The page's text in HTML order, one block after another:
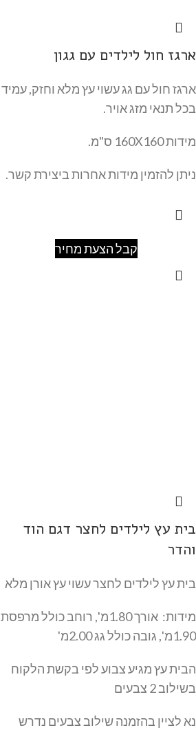
ארגז חול לילדים עם גגון
ארגז חול עם גג עשוי עץ מלא וחזק, עמיד
בכל תנאי מזג אויר.
מידות 160X160 ס"מ.
ניתן להזמין מידות אחרות ביצירת קשר.
קבל הצעת מחיר
בית עץ לילדים לחצר דגם הוד
והדר
בית עץ לילדים לחצר עשוי עץ אורן מלא
מידות: אורך 1.80מ', רוחב כולל מרפסת
1.90מ', גובה כולל גג 2.00מ'
הבית עץ מגיע צבוע לפי בקשת הלקוח
בשילוב 2 צבעים
נא לציין בהזמנה שילוב צבעים נדרש